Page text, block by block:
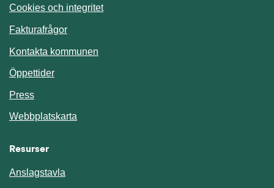
Cookies och integritet
Fakturafrågor
Kontakta kommunen
Öppettider
Press
Webbplatskarta
Resurser
Anslagstavla